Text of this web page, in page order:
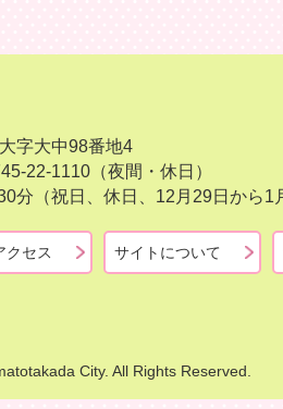
字大中98番地4
22-1110（夜間・休日）
分（祝日、休日、12月29日から1
クセス サイトについて
City. All Rights Reserved.